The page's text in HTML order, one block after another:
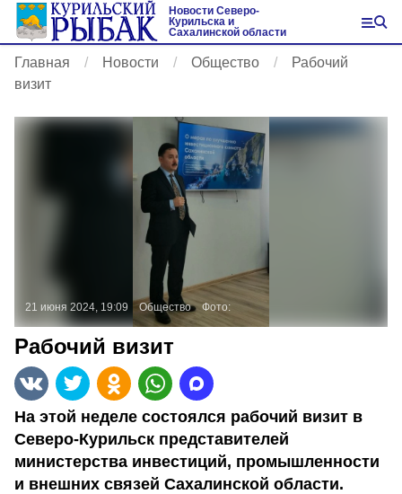
Новости Северо-
Курильска и
Сахалинской области
Главная Новости Общество
Рабочий
визит
21 июня 2024, 19:09 Общество Фото:
Рабочий визит
На этой неделе состоялся рабочий визит в
Северо-Курильск представителей
министерства инвестиций, промышленности
и внешних связей Сахалинской области.